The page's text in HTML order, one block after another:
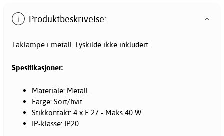
Produktbeskrivelse:
Taklampe i metall. Lyskilde ikke inkludert.
Spesifikasjoner:
Materiale: Metall
Farge: Sort/hvit
Stikkontakt: 4 x E 27 - Maks 40 W
IP-klasse: IP20